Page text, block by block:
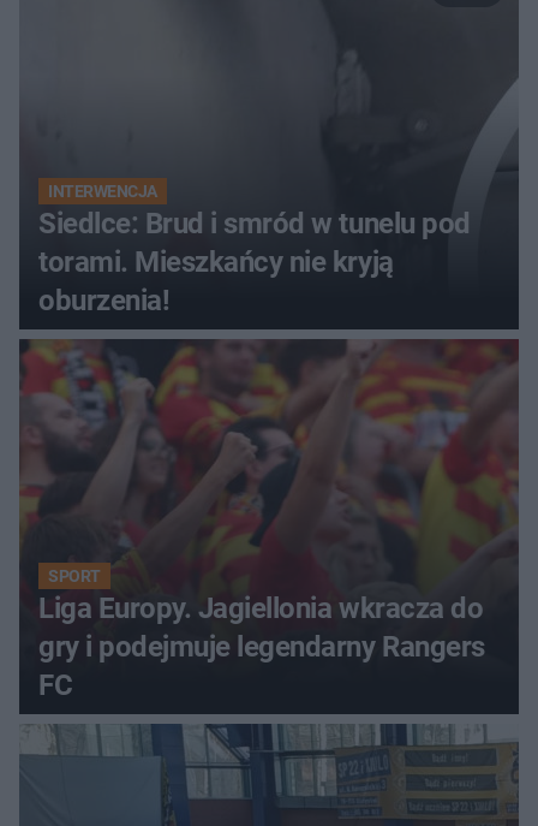
INTERWENCJA
Siedlce: Brud i smród w tunelu pod
torami. Mieszkańcy nie kryją
oburzenia!
SPORT
Liga Europy. Jagiellonia wkracza do
gry i podejmuje legendarny Rangers
FC